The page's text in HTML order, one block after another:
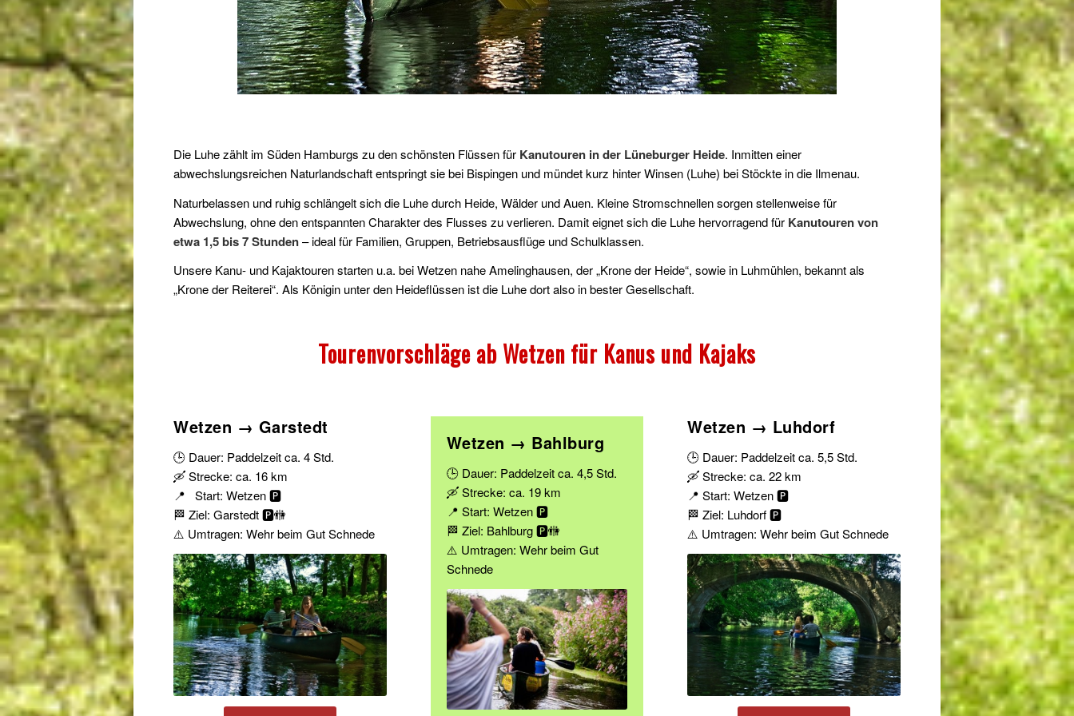
Die Luhe zählt im Süden Hamburgs zu den schönsten Flüssen für Kanutouren in der Lüneburger Heide. Inmitten einer
abwechslungsreichen Naturlandschaft entspringt sie bei Bispingen und mündet kurz hinter Winsen (Luhe) bei Stöckte in die Ilmenau.
Naturbelassen und ruhig schlängelt sich die Luhe durch Heide, Wälder und Auen. Kleine Stromschnellen sorgen stellenweise für
Abwechslung, ohne den entspannten Charakter des Flusses zu verlieren. Damit eignet sich die Luhe hervorragend für Kanutouren von
etwa 1,5 bis 7 Stunden– ideal für Familien, Gruppen, Betriebsausflüge und Schulklassen.
Unsere Kanu- und Kajaktouren starten u.a. bei Wetzen nahe Amelinghausen, der „Krone der Heide“, sowie in Luhmühlen, bekannt als
„Krone der Reiterei“. Als Königin unter den Heideflüssen ist die Luhe dort also in bester Gesellschaft.
Tourenvorschläge ab Wetzen für Kanus und Kajaks
Wetzen → Garstedt
🕒 Dauer: Paddelzeit ca. 4 Std.
🛶 Strecke: ca. 16 km
📍 Start: Wetzen 🅿️
🏁 Ziel: Garstedt 🅿️🚻
⚠️ Umtragen: Wehr beim Gut Schnede
Wetzen → Bahlburg
🕒 Dauer: Paddelzeit ca. 4,5 Std.
🛶 Strecke: ca. 19 km
📍 Start: Wetzen 🅿️
🏁 Ziel: Bahlburg 🅿️🚻
⚠️ Umtragen: Wehr beim Gut
Schnede
Wetzen → Luhdorf
🕒 Dauer: Paddelzeit ca. 5,5 Std.
🛶 Strecke: ca. 22 km
📍 Start: Wetzen 🅿️
🏁 Ziel: Luhdorf 🅿️
⚠️ Umtragen: Wehr beim Gut Schnede